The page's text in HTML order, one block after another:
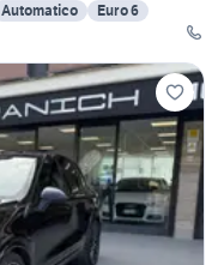
Automatico
Euro 6